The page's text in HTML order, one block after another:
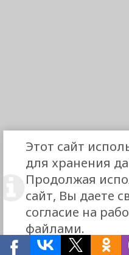
Этот сайт
для хранения
Продолжая
сайт, Вы даете
согласие на
файлами.